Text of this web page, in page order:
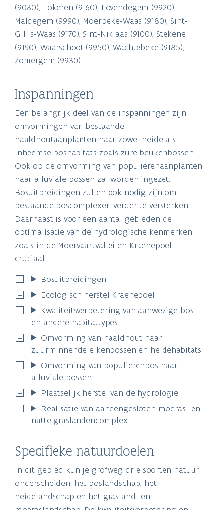
(9080), Lokeren (9160), Lovendegem (9920),
Maldegem (9990), Moerbeke-Waas (9180), Sint-
Gillis-Waas (9170), Sint-Niklaas (9100), Stekene
(9190), Waarschoot (9950), Wachtebeke (9185),
Zomergem (9930)
Inspanningen
Een belangrijk deel van de inspanningen zijn
omvormingen van bestaande
naaldhoutaanplanten naar zowel heide als
inheemse boshabitats zoals zure beukenbossen.
Ook op de omvorming van populierenaanplanten
naar alluviale bossen zal worden ingezet.
Bosuitbreidingen zullen ook nodig zijn om
bestaande boscomplexen verder te versterken.
Daarnaast is voor een aantal gebieden de
optimalisatie van de hydrologische kenmerken
zoals in de Moervaartvallei en Kraenepoel
cruciaal.
Bosuitbreidingen
Ecologisch herstel Kraenepoel
Kwaliteitsverbetering van aanwezige bos-
en andere habitattypes
Omvorming van naaldhout naar
zuurminnende eikenbossen en heidehabitats
Omvorming van populierenbos naar
alluviale bossen
Plaatselijk herstel van de hydrologie
Realisatie van aaneengesloten moeras- en
natte graslandencomplex
Specifieke natuurdoelen
In dit gebied kun je grofweg drie soorten natuur
onderscheiden: het boslandschap, het
heidelandschap en het grasland- en